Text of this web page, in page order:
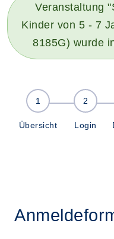
Veranstaltung
Kinder von 5 - 7
8185G) wurde
Übersicht Login